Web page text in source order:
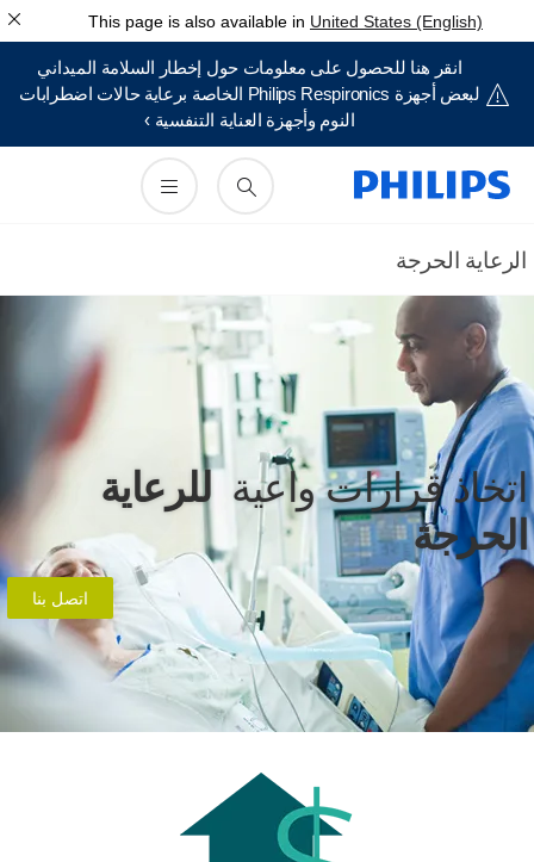
This page is also available in United States (English)
انقر هنا للحصول على معلومات حول إخطار السلامة الميداني
لبعض أجهزة Philips Respironics الخاصة برعاية حالات اضطرابات
النوم وأجهزة العناية التنفسية ›
الحرجة
قرارات واعية للرعاية
اتصل بنا